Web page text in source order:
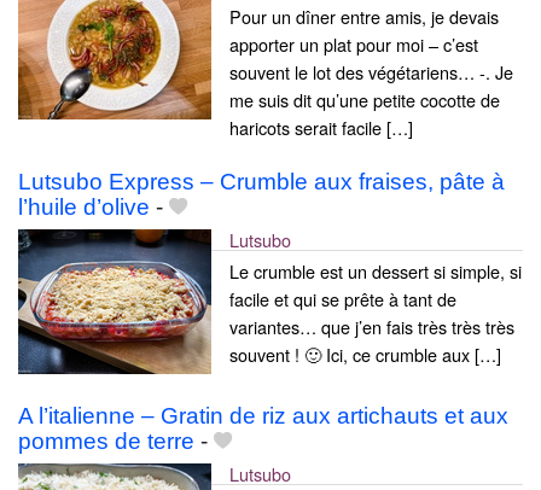
Pour un dîner entre amis, je devais
apporter un plat pour moi – c’est
souvent le lot des végétariens… -. Je
me suis dit qu’une petite cocotte de
haricots serait facile […]
Lutsubo Express – Crumble aux fraises, pâte à
l’huile d’olive -
Lutsubo
Le crumble est un dessert si simple, si
facile et qui se prête à tant de
variantes… que j’en fais très très très
souvent ! 🙂 Ici, ce crumble aux […]
A l’italienne – Gratin de riz aux artichauts et aux
pommes de terre -
Lutsubo